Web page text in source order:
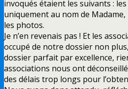
invoqués étaient les suivants :
uniquement au nom de Madame,
les photos.
Je n’en revenais pas ! Et les
occupé de notre dossier non
dossier parfait par excellence,
associations nous ont
des délais trop longs pour